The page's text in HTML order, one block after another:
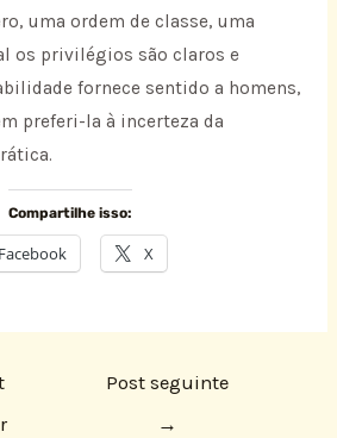
uma ordem de classe, uma
os privilégios são claros e
fornece sentido a homens,
preferi-la à incerteza da
Compartilhe isso:
Facebook X
Post seguinte
→